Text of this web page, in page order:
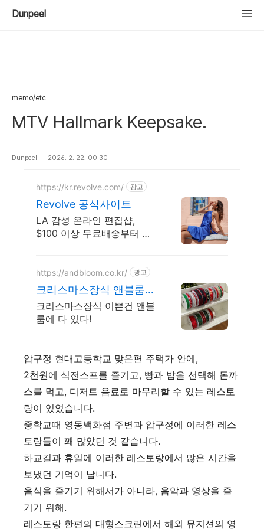
Dunpeel
memo/etc
MTV Hallmark Keepsake.
Dunpeel 2026. 2. 22. 00:30
https://kr.revolve.com/ 광고
Revolve 공식사이트
LA 감성 온라인 편집샵,
$100 이상 무료배송부터 간
https://andbloom.co.kr/ 광고
크리스마스장식 앤블룸에
서
크리스마스장식 이쁜건 앤블
룸에 다 있다!
압구정 현대고등학교 맞은편 주택가 안에,
2천원에 식전스프를 즐기고, 빵과 밥을 선택해 돈까
스를 먹고, 디저트 음료로 마무리할 수 있는 레스토
랑이 있었습니다.
중학교때 영동백화점 주변과 압구정에 이러한 레스
토랑들이 꽤 많았던 것 같습니다.
하교길과 휴일에 이러한 레스토랑에서 많은 시간을
보냈던 기억이 납니다.
음식을 즐기기 위해서가 아니라, 음악과 영상을 즐
기기 위해.
레스토랑 한편의 대형스크린에서 해외 뮤지션의 영